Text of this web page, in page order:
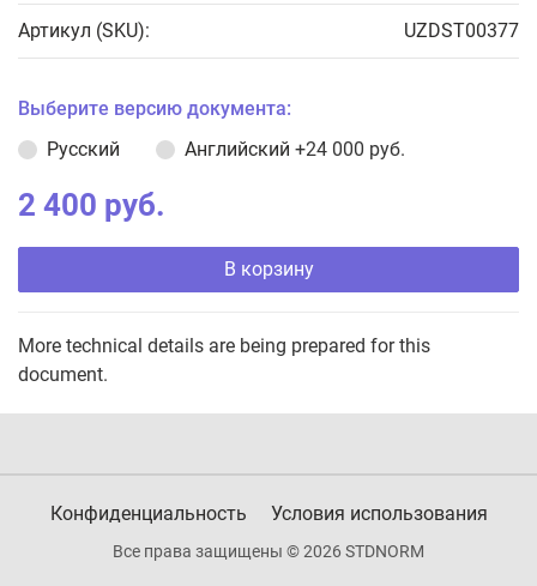
Артикул (SKU): UZDST00377
Выберите версию документа:
Русский
Английский +24 000 руб.
2 400 руб.
В корзину
More technical details are being prepared for this
document.
Конфиденциальность Условия использования
Все права защищены © 2026 STDNORM